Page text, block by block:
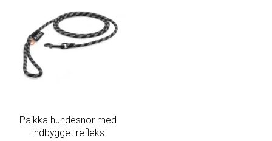
Paikka hundesnor med
indbygget refleks